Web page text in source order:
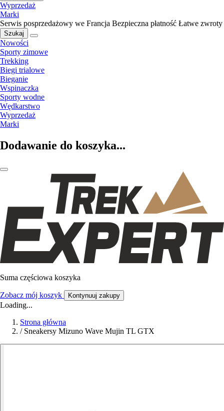
Wyprzedaż
Marki
Serwis posprzedażowy we Francja Bezpieczna płatność Łatwe zwroty
Szukaj
Nowości
Sporty zimowe
Trekking
Biegi trialowe
Bieganie
Wspinaczka
Sporty wodne
Wędkarstwo
Wyprzedaż
Marki
Dodawanie do koszyka...
Suma częściowa koszyka
Zobacz mój koszyk Kontynuuj zakupy
Loading...
Strona główna
/ Sneakersy Mizuno Wave Mujin TL GTX